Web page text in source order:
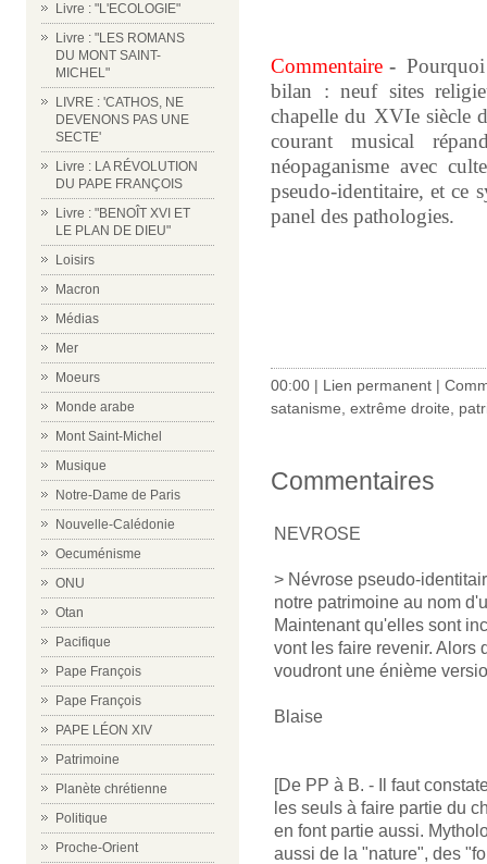
Livre : "L'ECOLOGIE"
Livre : "LES ROMANS
DU MONT SAINT-
MICHEL"
LIVRE : 'CATHOS, NE
DEVENONS PAS UNE
SECTE'
Livre : LA RÉVOLUTION
DU PAPE FRANÇOIS
Livre : "BENOÎT XVI ET
LE PLAN DE DIEU"
Loisirs
Macron
Médias
Mer
Moeurs
Monde arabe
Mont Saint-Michel
Musique
Notre-Dame de Paris
Nouvelle-Calédonie
Oecuménisme
ONU
Otan
Pacifique
Pape François
Pape François
PAPE LÉON XIV
Patrimoine
Planète chrétienne
Politique
Proche-Orient
Commentaire -
bilan : neuf sites
chapelle du XVIe siècle
courant musical
néopaganisme avec
pseudo-identitaire, et ce
panel des pathologies.
00:00 | Lien permanent |
satanisme extrême droite
Commentaires
NEVROSE
> Névrose pseudo-
notre patrimoine au nom
Maintenant qu'elles sont
vont les faire revenir. Alors
voudront une énième
Blaise
[De PP à B. - Il faut
les seuls à faire partie du
en font partie aussi.
aussi de la "nature", des